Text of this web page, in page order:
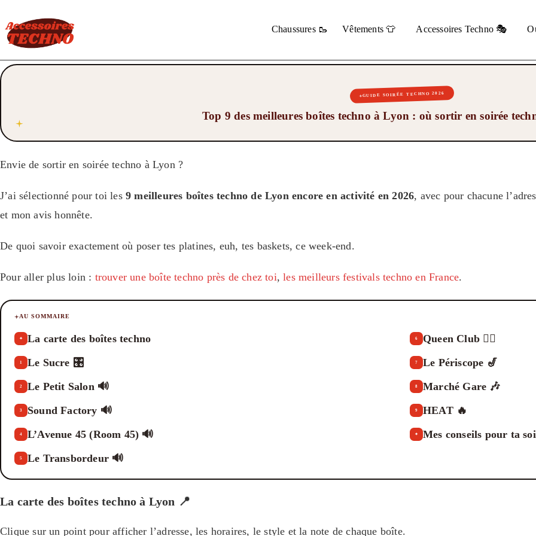
Chaussures 🥾 Vêtements 👕 Accessoires Techno 🎭
GUIDE SOIRÉE TECHNO 2026
Top 9 des meilleures boîtes techno à Lyon : où sortir en soirée
Envie de sortir en soirée techno à Lyon ?
J’ai sélectionné pour toi les 9 meilleures boîtes techno de Lyon encore en activité en 2026, avec pour chacune
et mon avis honnête.
De quoi savoir exactement où poser tes platines, euh, tes baskets, ce week-end.
Pour aller plus loin : trouver une boîte techno près de chez toi,les meilleurs festivals techno en France.
AU SOMMAIRE
✦ La carte des boîtes techno
1 Le Sucre 🎛️
2 Le Petit Salon 🔊
3 Sound Factory 🔊
4 L’Avenue 45 (Room 45) 🔊
5 Le Transbordeur 🔊
6 Queen Club 🏳️‍🌈
7 Le Périscope 🎷
8 Marché Gare 🎶
9 HEAT 🔥
✦ Mes conseils pour ta
La carte des boîtes techno à Lyon 📍
Clique sur un point pour afficher l’adresse, les horaires, le style et la note de chaque boîte.